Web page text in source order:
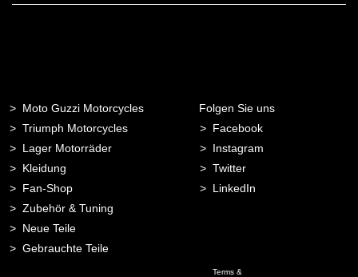
Moto Guzzi Motorcycles
Triumph Motorcycles
Lager Motorräder
Kleidung
Fan-Shop
Zubehör & Tuning
Neue Teile
Gebrauchte Teile
Folgen Sie uns
Facebook
Instagram
Twitter
LinkedIn
Terms &